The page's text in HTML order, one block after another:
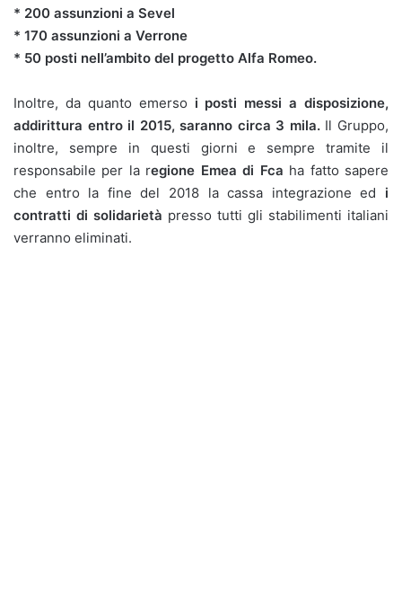
* 200 assunzioni a Sevel
* 170 assunzioni a Verrone
* 50 posti nell’ambito del progetto Alfa Romeo.
Inoltre, da quanto emerso i posti messi a disposizione,
addirittura entro il 2015, saranno circa 3 mila. Il Gruppo,
inoltre, sempre in questi giorni e sempre tramite il
responsabile per la regione Emea di Fca ha fatto sapere
che entro la fine del 2018 la cassa integrazione ed i
contratti di solidarietà presso tutti gli stabilimenti italiani
verranno eliminati.